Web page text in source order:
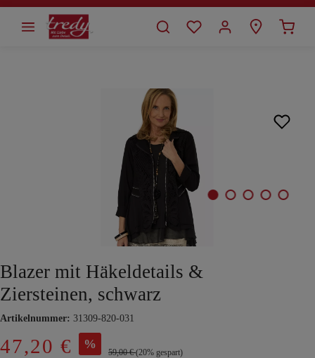
springen
Blazer mit Häkeldetails &
Ziersteinen, schwarz
Artikelnummer: 31309-820-031
47,20 € %
59,00 €(20% gespart)